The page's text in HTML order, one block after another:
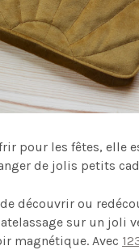
pour les fêtes, elle
de jolis petits
découvrir ou
sur un joli
magnétique. Avec